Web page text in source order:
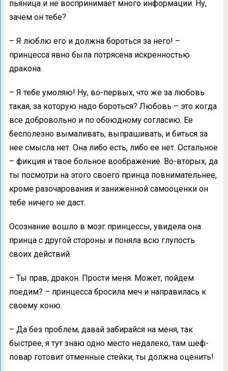
пьяница и не воспринимает много информации. Ну,
зачем он тебе?
– Я люблю его и должна бороться за него! –
принцесса явно была потрясена искренностью
дракона.
– Я тебе умоляю! Ну, во-первых, что же за любовь
такая, за которую надо бороться? Любовь – это когда
все добровольно и по обоюдному согласию. Ее
бесполезно вымаливать, выпрашивать, и биться за
нее смысла нет. Она либо есть, либо ее нет. Остальное
– фикция и твое больное воображение. Во-вторых, да
ты посмотри на этого своего принца повнимательнее,
кроме разочарования и заниженной самооценки он
тебе ничего не даст.
Осознание вошло в мозг принцессы, увидела она
принца с другой стороны и поняла всю глупость
своих действий.
– Ты прав, дракон. Прости меня. Может, пойдем
поедим? – принцесса бросила меч и направилась к
своему коню.
– Да без проблем, давай забирайся на меня, так
быстрее, я тут знаю одно место недалеко, там шеф-
повар готовит отменные стейки, ты должна оценить!